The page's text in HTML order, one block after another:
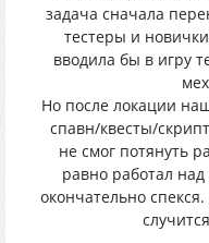
задача сначала
тестеры и
вводила бы в игру
Но после локации
спавн/квесты/
не смог потянуть
равно работал
окончательно